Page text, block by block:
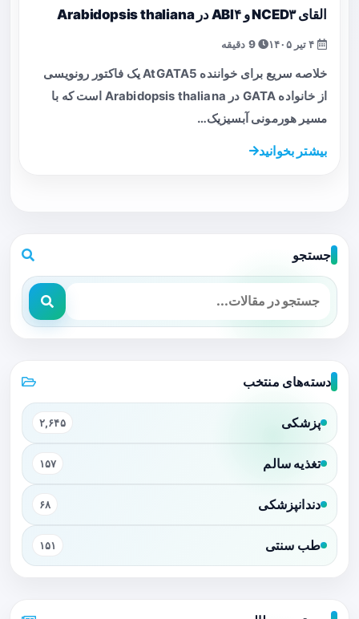
القای NCED۳ و ABI۴ در Arabidopsis thaliana
9 دقیقه
خلاصه سریع برای خواننده AtGATA5 یک فاکتور رونویسی
از خانواده GATA در Arabidopsis thaliana است که با
مسیر هورمونی آبسیزیک…
بیشتر بخوانید
جستجو
دسته‌های منتخب
پزشکی ۲,۶۴۵
تغذیه سالم ۱۵۷
دندانپزشکی ۶۸
طب سنتی ۱۵۱